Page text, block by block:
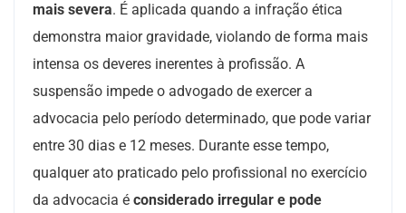
mais severa. É aplicada quando a infração ética
demonstra maior gravidade, violando de forma mais
intensa os deveres inerentes à profissão. A
suspensão impede o advogado de exercer a
advocacia pelo período determinado, que pode variar
entre 30 dias e 12 meses. Durante esse tempo,
qualquer ato praticado pelo profissional no exercício
da advocacia é considerado irregular e pode